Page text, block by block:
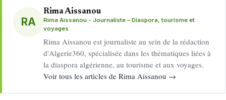
RA
Rima Aissanou
Rima Aissanou - Journaliste – Diaspora, tourisme et
voyages
Rima Aissanou est journaliste au sein de la rédaction
d'Algerie360, spécialisée dans les thématiques liées à
la diaspora algérienne, au tourisme et aux voyages.
Voir tous les articles de Rima Aissanou →